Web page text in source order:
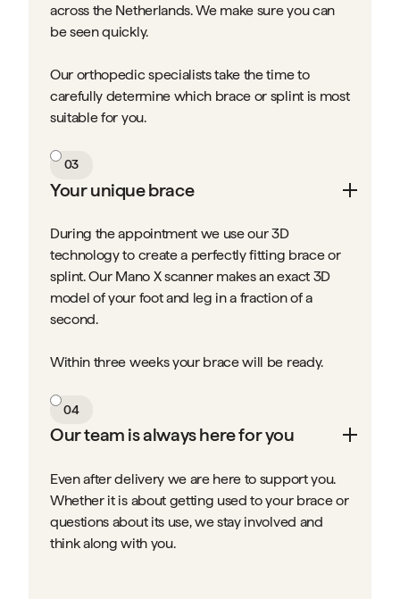
across the Netherlands. We make sure you can
be seen quickly.
Our orthopedic specialists take the time to
carefully determine which brace or splint is most
suitable for you.
03
Your unique brace
During the appointment we use our 3D
technology to create a perfectly fitting brace or
splint. Our Mano X scanner makes an exact 3D
model of your foot and leg in a fraction of a
second.
Within three weeks your brace will be ready.
04
Our team is always here for you
Even after delivery we are here to support you.
Whether it is about getting used to your brace or
questions about its use, we stay involved and
think along with you.